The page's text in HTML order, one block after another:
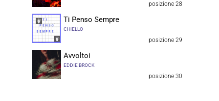
posizione 28
Ti Penso Sempre
CHIELLO
posizione 29
Avvoltoi
EDDIE BROCK
posizione 30